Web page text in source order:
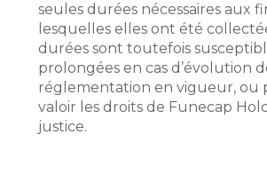
seules durées nécessaires aux
lesquelles elles ont été
durées sont toutefois
prolongées en cas d’évolution
réglementation en vigueur, ou
valoir les droits de Funecap
justice.